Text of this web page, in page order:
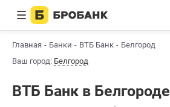
Главная Банки ВТБ Банк
Белгород
Ваш город: Белгород
ВТБ Банк в Белгороде